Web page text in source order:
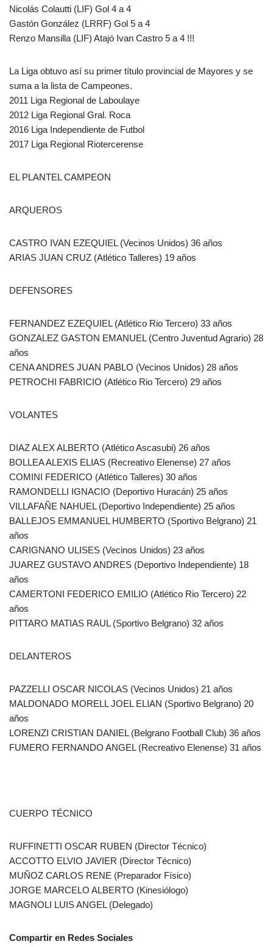
Nicolás Colautti (LIF) Gol 4 a 4
Gastón González (LRRF) Gol 5 a 4
Renzo Mansilla (LIF) Atajó Ivan Castro 5 a 4 !!!
La Liga obtuvo así su primer título provincial de Mayores y se
suma a la lista de Campeones.
2011 Liga Regional de Laboulaye
2012 Liga Regional Gral. Roca
2016 Liga Independiente de Futbol
2017 Liga Regional Riotercerense
EL PLANTEL CAMPEON
ARQUEROS
CASTRO IVAN EZEQUIEL (Vecinos Unidos) 36 años
ARIAS JUAN CRUZ (Atlético Talleres) 19 años
DEFENSORES
FERNANDEZ EZEQUIEL (Atlético Rio Tercero) 33 años
GONZALEZ GASTON EMANUEL (Centro Juventud Agrario) 28
años
CENA ANDRES JUAN PABLO (Vecinos Unidos) 28 años
PETROCHI FABRICIO (Atlético Rio Tercero) 29 años
VOLANTES
DIAZ ALEX ALBERTO (Atlético Ascasubi) 26 años
BOLLEA ALEXIS ELIAS (Recreativo Elenense) 27 años
COMINI FEDERICO (Atlético Talleres) 30 años
RAMONDELLI IGNACIO (Deportivo Huracán) 25 años
VILLAFAÑE NAHUEL (Deportivo Independiente) 25 años
BALLEJOS EMMANUEL HUMBERTO (Sportivo Belgrano) 21
años
CARIGNANO ULISES (Vecinos Unidos) 23 años
JUAREZ GUSTAVO ANDRES (Deportivo Independiente) 18
años
CAMERTONI FEDERICO EMILIO (Atlético Rio Tercero) 22
años
PITTARO MATIAS RAUL (Sportivo Belgrano) 32 años
DELANTEROS
PAZZELLI OSCAR NICOLAS (Vecinos Unidos) 21 años
MALDONADO MORELL JOEL ELIAN (Sportivo Belgrano) 20
años
LORENZI CRISTIAN DANIEL (Belgrano Football Club) 36 años
FUMERO FERNANDO ANGEL (Recreativo Elenense) 31 años
CUERPO TÉCNICO
RUFFINETTI OSCAR RUBEN (Director Técnico)
ACCOTTO ELVIO JAVIER (Director Técnico)
MUÑOZ CARLOS RENE (Preparador Físico)
JORGE MARCELO ALBERTO (Kinesiólogo)
MAGNOLI LUIS ANGEL (Delegado)
Compartir en Redes Sociales